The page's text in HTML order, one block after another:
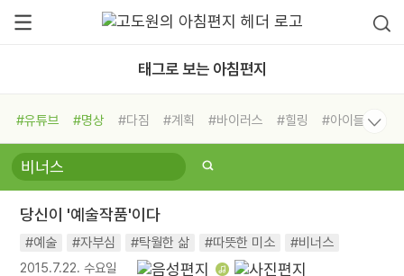
태그로 보는 아침편지
#유튜브 #명상 #다짐 #계획 #바이러스 #힐링
#아이들
#비전캠프
#독서캠프 #삶
#희망
#나눔 #친구 #링컨학교
#독서
#건강 #면역력
당신이 '예술작품'이다
#예술 #자부심 #탁월한 삶 #따뜻한 미소 #비너스
2015.7.22. 수요일